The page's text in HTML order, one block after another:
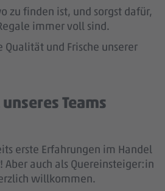
zu finden ist, und sorgst dafür,
immer voll sind.
Qualität und Frische unserer
Teams
erste Erfahrungen im Handel
Aber auch als Quereinsteiger:in
willkommen.